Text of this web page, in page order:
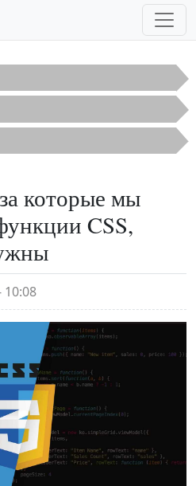
которые мы
CSS,
10:08